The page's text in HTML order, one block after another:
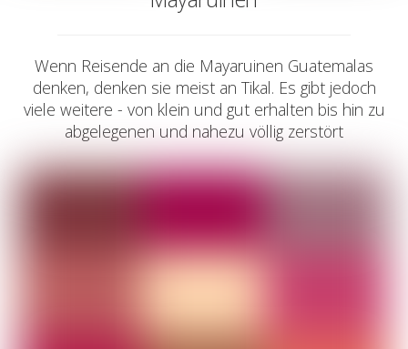
Wenn Reisende an die Mayaruinen Guatemalas
denken, denken sie meist an Tikal. Es gibt jedoch
viele weitere - von klein und gut erhalten bis hin zu
abgelegenen und nahezu völlig zerstört